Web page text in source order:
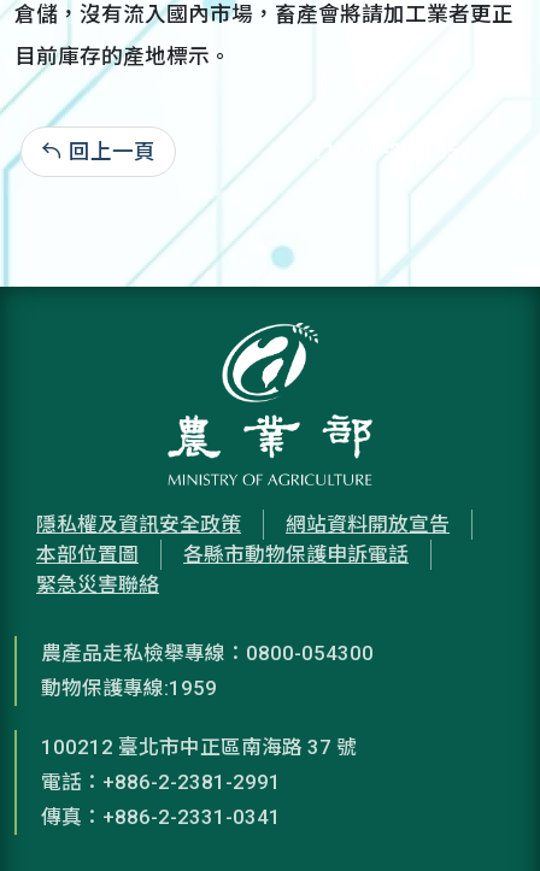
倉儲，沒有流入國內市場，畜產會將請加工業者更正
目前庫存的產地標示。
回上一頁 112-09-21:2,559
隱私權及資訊安全政策
網站資料開放宣告
本部位置圖
各縣市動物保護申訴電話
緊急災害聯絡
農產品走私檢舉專線：0800-054300
動物保護專線:1959
100212 臺北市中正區南海路 37 號
電話：+886-2-2381-2991
傳真：+886-2-2331-0341